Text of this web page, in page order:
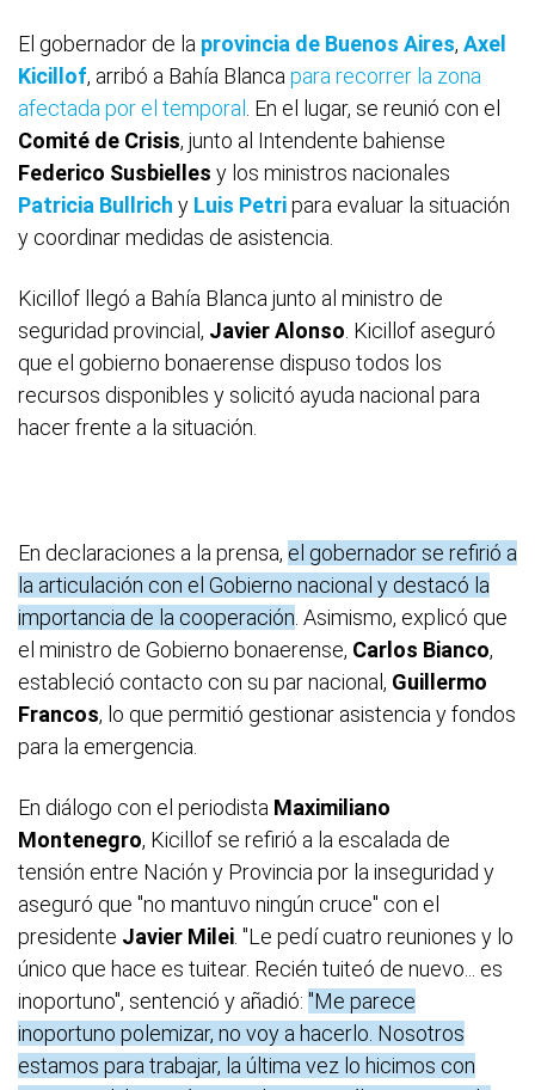
El gobernador de la provincia de Buenos Aires, Axel
Kicillof, arribó a Bahía Blanca para recorrer la zona
afectada por el temporal
. En el lugar, se reunió con el
Comité de Crisis, junto al Intendente bahiense
Federico Susbielles y los ministros nacionales
Patricia Bullrich y Luis Petripara evaluar la situación
y coordinar medidas de asistencia.
Kicillof llegó a Bahía Blanca junto al ministro de
seguridad provincial, Javier Alonso . Kicillof aseguró
que el gobierno bonaerense dispuso todos los
recursos disponibles y solicitó ayuda nacional para
hacer frente a la situación.
En declaraciones a la prensa, el gobernador se refirió a
la articulación con el Gobierno nacional y destacó la
importancia de la cooperación . Asimismo, explicó que
el ministro de Gobierno bonaerense, Carlos Bianco,
estableció contacto con su par nacional, Guillermo
Francos, lo que permitió gestionar asistencia y fondos
para la emergencia.
En diálogo con el periodista Maximiliano
Montenegro, Kicillof se refirió a la escalada de
tensión entre Nación y Provincia por la inseguridad y
aseguró que "no mantuvo ningún cruce" con el
presidente Javier Milei . "Le pedí cuatro reuniones y lo
único que hace es tuitear. Recién tuiteó de nuevo... es
inoportuno", sentenció y añadió: "Me parece
inoportuno polemizar, no voy a hacerlo. Nosotros
estamos para trabajar, la última vez lo hicimos con